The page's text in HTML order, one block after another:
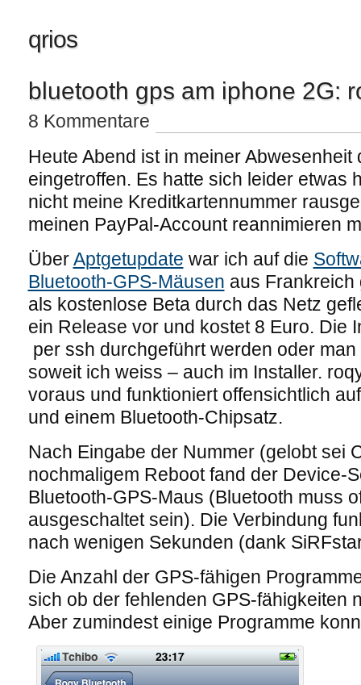
qrios
bluetooth gps am iphone 2G:
8 Kommentare
Heute Abend ist in meiner
eingetroffen. Es hatte sich leider etwas
nicht meine Kreditkartennummer
meinen PayPal-Account reannimieren
ÜberAptgetupdate war ich auf die
Bluetooth-GPS-Mäusen aus Frankreich
als kostenlose Beta durch das Netz
ein Release vor und kostet 8 Euro. Die
per ssh durchgeführt werden oder
soweit ich weiss – auch im Installer.
voraus und funktioniert offensichtlich
und einem Bluetooth-Chipsatz.
Nach Eingabe der Nummer (gelobt sei
nochmaligem Reboot fand der Device-
Bluetooth-GPS-Maus (Bluetooth muss
ausgeschaltet sein). Die Verbindung
nach wenigen Sekunden (dank
Die Anzahl der GPS-fähigen
sich ob der fehlenden GPS-fähigkeiten
Aber zumindest einige Programme